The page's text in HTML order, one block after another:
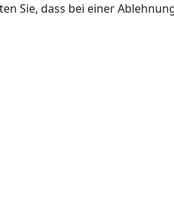
Sie, dass bei einer